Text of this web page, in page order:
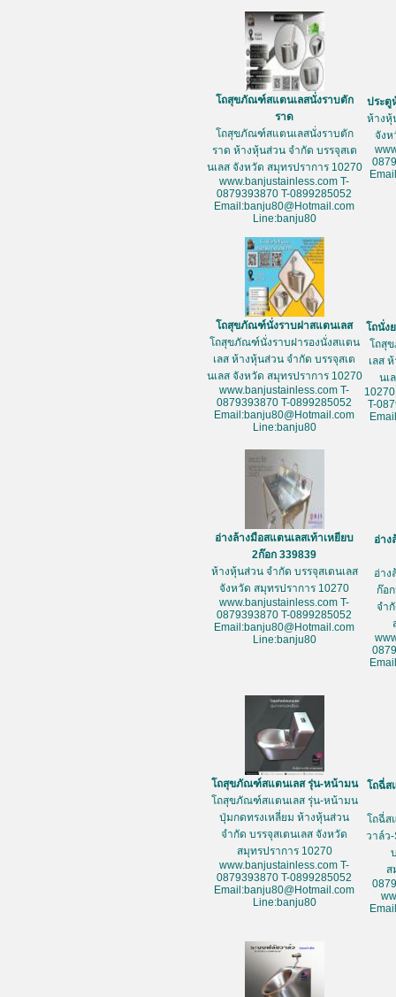
โถสุขภัณฑ์สแตนเลสนั่งราบตัก
ราด
โถสุขภัณฑ์สแตนเลสนั่งราบตัก
ราด ห้างหุ้นส่วน จำกัด บรรจุสเต
นเลส จังหวัด สมุทรปราการ 10270
www.banjustainless.com T-
0879393870 T-0899285052
Email:banju80@Hotmail.com
Line:banju80
ประตู
ห้างหุ้
จังห
โถสุขภัณฑ์นั่งราบฝาสแตนเลส
โถสุขภัณฑ์นั่งราบฝารองนั่งสแตน
เลส ห้างหุ้นส่วน จำกัด บรรจุสเต
นเลส จังหวัด สมุทรปราการ 10270
www.banjustainless.com T-
0879393870 T-0899285052
Email:banju80@Hotmail.com
Line:banju80
โถนั่ง
โถสุ
เลส
นเ
T-
อ่างล้างมือสแตนเลสเท้าเหยียบ
2ก๊อก 339839
ห้างหุ้นส่วน จำกัด บรรจุสเตนเลส
จังหวัด สมุทรปราการ 10270
www.banjustainless.com T-
0879393870 T-0899285052
Email:banju80@Hotmail.com
Line:banju80
อ่าง
อ่าง
ก๊อ
จำ
โถสุขภัณฑ์สแตนเลส รุ่น-หน้ามน
โถสุขภัณฑ์สแตนเลส รุ่น-หน้ามน
ปุ่มกดทรงเหลี่ยม ห้างหุ้นส่วน
จำกัด บรรจุสเตนเลส จังหวัด
สมุทรปราการ 10270
www.banjustainless.com T-
0879393870 T-0899285052
Email:banju80@Hotmail.com
Line:banju80
โถฉี่ส
โถฉี่ส
วาล์ว
ส